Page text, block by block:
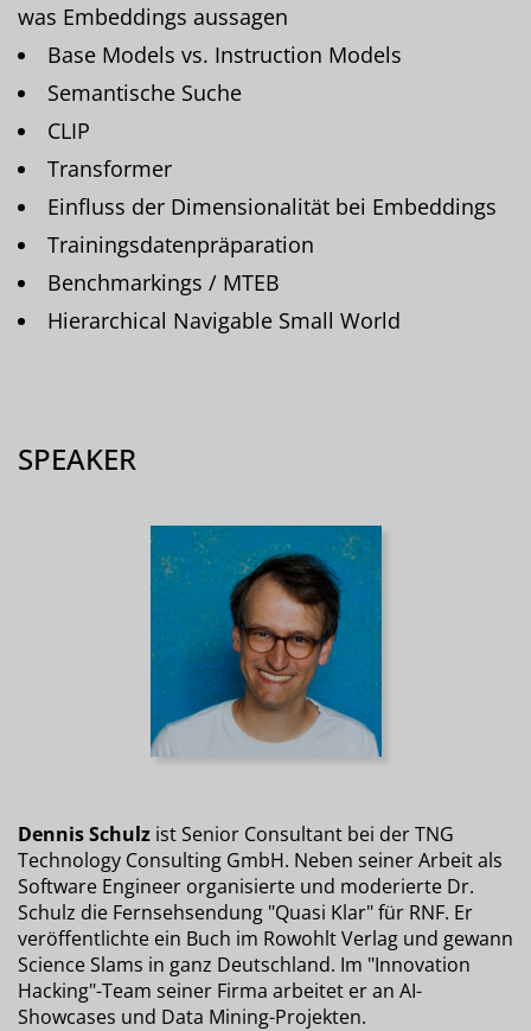
was Embeddings aussagen
Base Models vs. Instruction Models
Semantische Suche
CLIP
Transformer
Einfluss der Dimensionalität bei Embeddings
Trainingsdatenpräparation
Benchmarkings / MTEB
Hierarchical Navigable Small World
SPEAKER
Dennis Schulz ist Senior Consultant bei der TNG
Technology Consulting GmbH. Neben seiner Arbeit als
Software Engineer organisierte und moderierte Dr.
Schulz die Fernsehsendung "Quasi Klar" für RNF. Er
veröffentlichte ein Buch im Rowohlt Verlag und gewann
Science Slams in ganz Deutschland. Im "Innovation
Hacking"-Team seiner Firma arbeitet er an AI-
Showcases und Data Mining-Projekten.